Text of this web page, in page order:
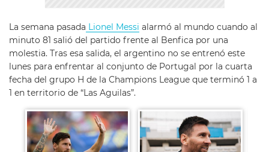
La semana pasada Lionel Messi alarmó al mundo cuando al
minuto 81 salió del partido frente al Benfica por una
molestia. Tras esa salida, el argentino no se entrenó este
lunes para enfrentar al conjunto de Portugal por la cuarta
fecha del grupo H de la Champions League que terminó 1 a
1 en territorio de “Las Aguilas”.